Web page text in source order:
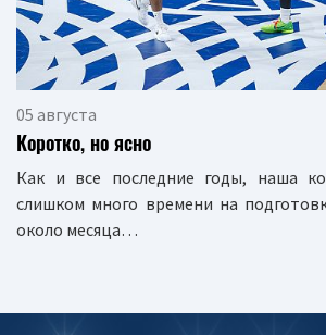
05 августа
Коротко, но ясно
Как и все последние годы, наша
слишком много времени на
около месяца…